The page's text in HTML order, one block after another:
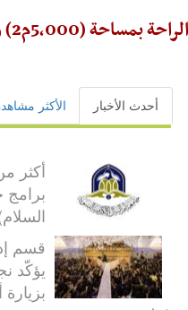
رئيسُ
أحدث الأخبار الأكثر
برامج
قسم
يؤكّد